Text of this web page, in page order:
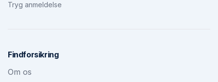
Tryg anmeldelse
Findforsikring
Om os